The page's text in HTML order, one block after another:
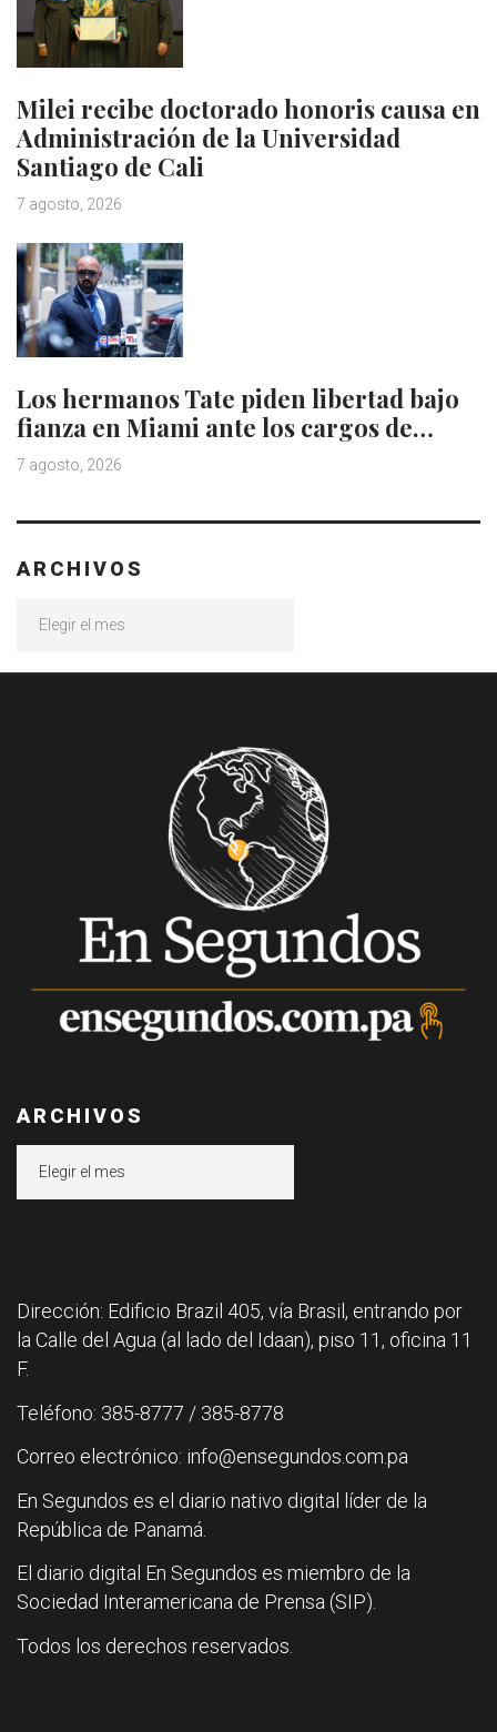
Milei recibe doctorado honoris causa en
Administración de la Universidad
Santiago de Cali
7 agosto, 2026
Los hermanos Tate piden libertad bajo
fianza en Miami ante los cargos de…
7 agosto, 2026
ARCHIVOS
ARCHIVOS
Dirección: Edificio Brazil 405, vía Brasil, entrando por
la Calle del Agua (al lado del Idaan), piso 11, oficina 11
F.
Teléfono: 385-8777 / 385-8778
Correo electrónico: info@ensegundos.com.pa
En Segundos es el diario nativo digital líder de la
República de Panamá.
El diario digital En Segundos es miembro de la
Sociedad Interamericana de Prensa (SIP).
Todos los derechos reservados.